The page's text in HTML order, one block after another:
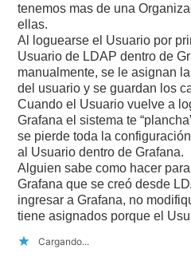
tenemos mas de una
ellas.
Al loguearse el Usuario por
Usuario de LDAP dentro de
manualmente, se le asignan
del usuario y se guardan los
Cuando el Usuario vuelve a
Grafana el sistema te
se pierde toda la
al Usuario dentro de Grafana.
Alguien sabe como hacer
Grafana que se creó desde
ingresar a Grafana, no
tiene asignados porque el
Cargando...